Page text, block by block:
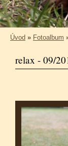
Úvod » Fotoalbum
relax - 09/